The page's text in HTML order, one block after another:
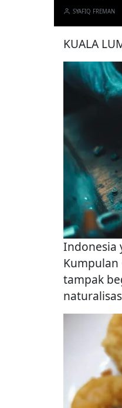
SYAFIQ FREMAN
KUALA
Indonesia
Kumpulan
tampak